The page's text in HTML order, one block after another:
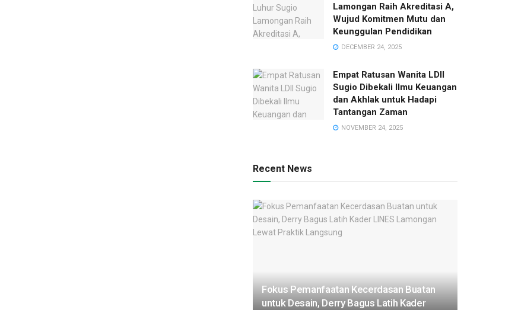
Lamongan Raih Akreditasi A,
Wujud Komitmen Mutu dan
Keunggulan Pendidikan
DECEMBER 24, 2025
Empat Ratusan Wanita LDII
Sugio Dibekali Ilmu Keuangan
dan Akhlak untuk Hadapi
Tantangan Zaman
NOVEMBER 24, 2025
Recent News
Fokus Pemanfaatan Kecerdasan Buatan
untuk Desain, Derry Bagus Latih Kader